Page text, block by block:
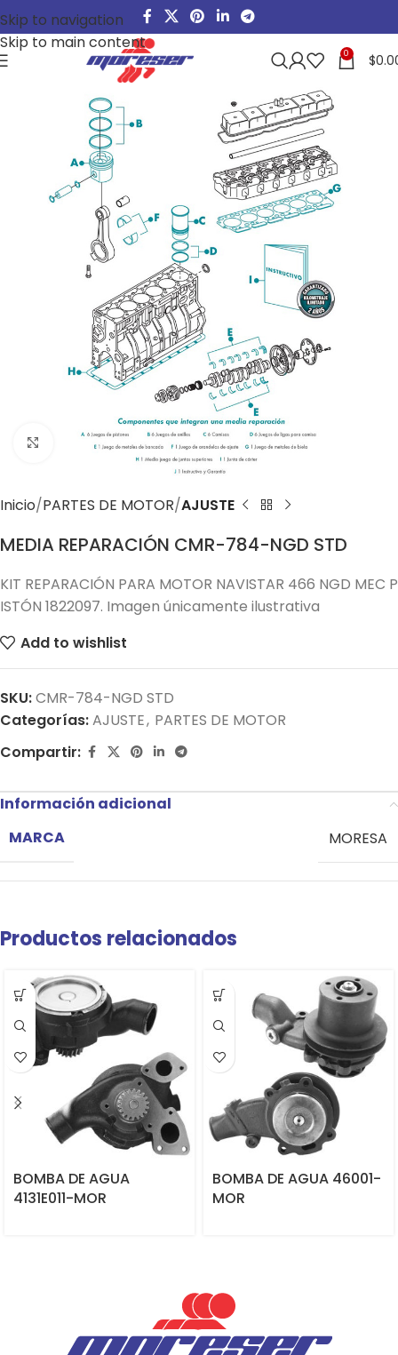
Skip to navigation
Skip to main content
0 $
Click to enlarge
Inicio PARTES DE MOTOR AJUSTE
MEDIA REPARACIÓN CMR-784-NGD STD
KIT REPARACIÓN PARA MOTOR NAVISTAR 466 NGD MEC P
ISTÓN 1822097. Imagen únicamente ilustrativa
Add to wishlist
SKU:CMR-784-NGD STD
Categorías:AJUSTE, PARTES DE MOTOR
Compartir:
Información adicional
MARCA
MORESA
Productos relacionados
BOMBA DE AGUA
4131E011-MOR
BOMBA DE AGUA 46001-
MOR